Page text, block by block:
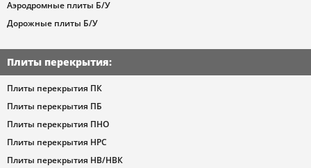
Аэродромные плиты Б/У
Дорожные плиты Б/У
Плиты перекрытия:
Плиты перекрытия ПК
Плиты перекрытия ПБ
Плиты перекрытия ПНО
Плиты перекрытия НРС
Плиты перекрытия НВ/НВК